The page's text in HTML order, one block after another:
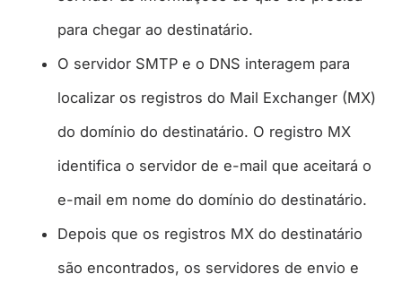
para chegar ao destinatário.
O servidor SMTP e o DNS interagem para
localizar os registros do Mail Exchanger (MX)
do domínio do destinatário. O registro MX
identifica o servidor de e-mail que aceitará o
e-mail em nome do domínio do destinatário.
Depois que os registros MX do destinatário
são encontrados, os servidores de envio e